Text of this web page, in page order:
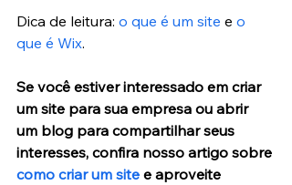
Dica de leitura: o que é um site e o
que é Wix.
Se você estiver interessado em criar
um site para sua empresa ou abrir
um blog para compartilhar seus
interesses, confira nosso artigo sobre
como criar um site e aproveite